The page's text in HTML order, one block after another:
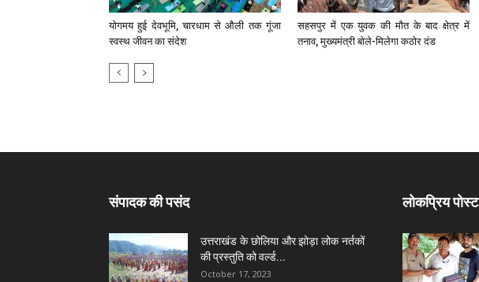
योगमय हुई देवभूमि, चारधाम से औली तक गूंजा
स्वस्थ जीवन का संदेश
सहसपुर में एक युवक की मौत के बाद क्षेत्र में
तनाव, मुख्यमंत्री बोले-मिलेगा कठोर दंड
संपादक की पसंद
उत्तराखंड के छोलिया और झोड़ा लोक नर्तकों
की प्रस्तुति को वर्ल्ड...
October 17, 2023
लोकप्रिय पोस्ट